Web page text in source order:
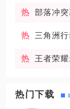
部落冲
三角洲
王者荣
热门下载